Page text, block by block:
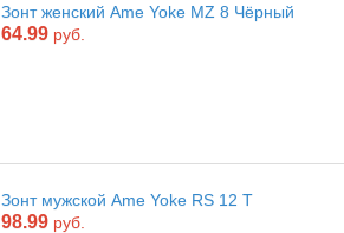
Зонт женский Ame Yoke MZ 8 Чёрный
64.99 руб.
Зонт мужской Ame Yoke RS 12 T
98.99 руб.